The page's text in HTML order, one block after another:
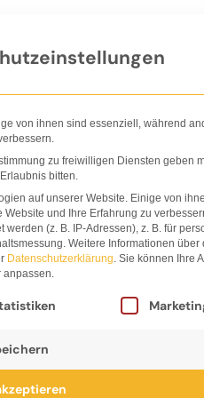
Nachhaltigkeit
von ihnen sind essenziell, während
zu freiwilligen Diensten geben
bitten.
auf unserer Website. Einige von
und Ihre Erfahrung zu
(z. B. IP-Adressen), z. B. für
Weitere Informationen über
Datenschutzerklärung. Sie können Ihre
anpassen.
Gruppen, für die eine